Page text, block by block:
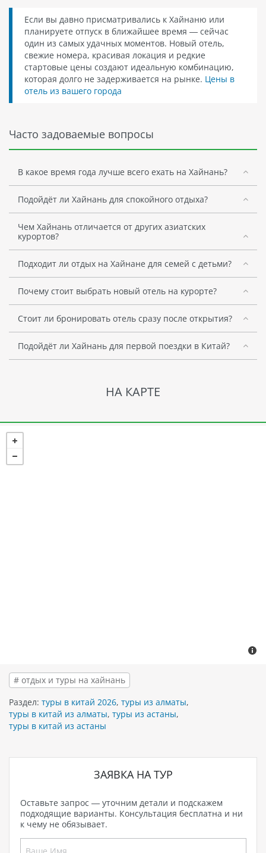
Если вы давно присматривались к Хайнаню или
планируете отпуск в ближайшее время — сейчас
один из самых удачных моментов. Новый отель,
свежие номера, красивая локация и редкие
стартовые цены создают идеальную комбинацию,
которая долго не задерживается на рынке. Цены в
отель из вашего города
Часто задоваемые вопросы
В какое время года лучше всего ехать на Хайнань?
Подойдёт ли Хайнань для спокойного отдыха?
Чем Хайнань отличается от других азиатских
курортов?
Подходит ли отдых на Хайнане для семей с детьми?
Почему стоит выбрать новый отель на курорте?
Стоит ли бронировать отель сразу после открытия?
Подойдёт ли Хайнань для первой поездки в Китай?
НА КАРТЕ
# отдых и туры на хайнань
Раздел: туры в китай 2026, туры из алматы,
туры в китай из алматы, туры из астаны,
туры в китай из астаны
ЗАЯВКА НА ТУР
Оставьте запрос — уточним детали и подскажем
подходящие варианты. Консультация бесплатна и ни
к чему не обязывает.